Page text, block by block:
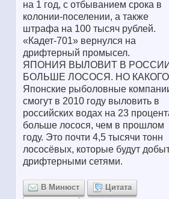
на 1 год, с отбыванием срока в
колонии-поселении, а также
штрафа на 100 тысяч рублей.
«Кадет-701» вернулся на
дрифтерный промысел.
ЯПОНИЯ ВЫЛОВИТ В
БОЛЬШЕ ЛОСОСЯ. НО
Японские рыболовные
смогут в 2010 году выловить в
российских водах на 23
больше лосося, чем в прошлом
году. Это почти 4,5 тысячи тонн
лососёвых, которые будут
дрифтерными сетями.
В Минюст
Цитата